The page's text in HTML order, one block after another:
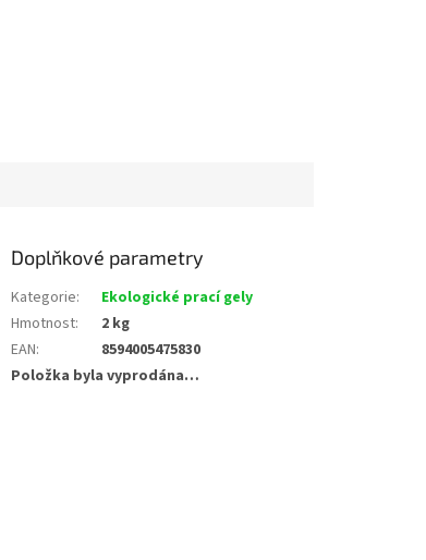
Doplňkové parametry
Kategorie:
Ekologické prací gely
Hmotnost:
2 kg
EAN:
8594005475830
Položka byla vyprodána…